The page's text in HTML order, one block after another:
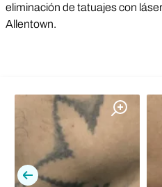
eliminación de tatuajes con
Allentown.
Previa